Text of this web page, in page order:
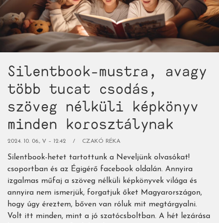
éves
korig)
Silentbook-mustra, avagy
több tucat csodás,
szöveg nélküli képkönyv
minden korosztálynak
2024. 10. 06., V – 12:42 CZAKÓ RÉKA
Silentbook-hetet tartottunk a Neveljünk olvasókat!
csoportban és az Égigérő facebook oldalán. Annyira
izgalmas műfaj a szöveg nélküli képkönyvek világa és
annyira nem ismerjük, forgatjuk őket Magyarországon,
hogy úgy éreztem, bőven van róluk mit megtárgyalni.
Volt itt minden, mint a jó szatócsboltban. A hét lezárása